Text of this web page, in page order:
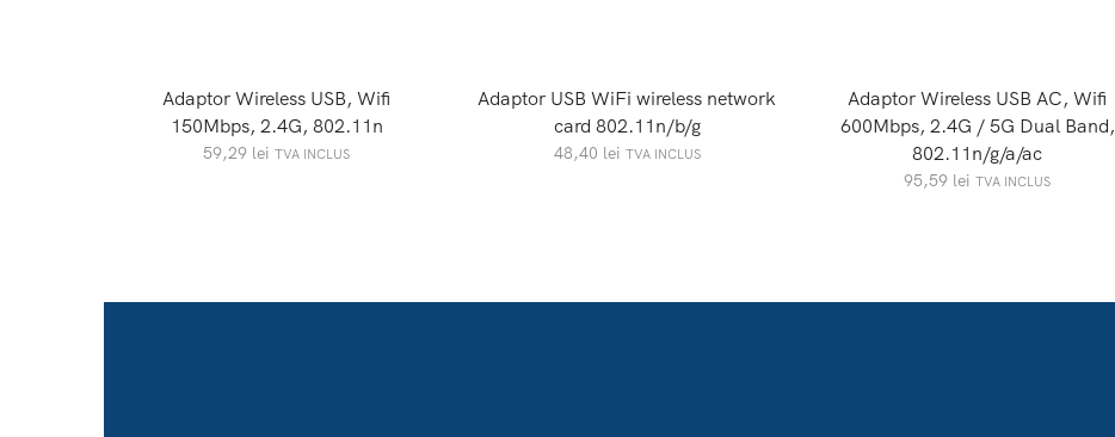
Adaptor Wireless USB, Wifi
150Mbps, 2.4G, 802.11n
59,29 lei TVA INCLUS
Adaptor USB WiFi wireless network
card 802.11n/b/g
48,40 lei TVA INCLUS
Adaptor Wireless USB AC, Wifi
600Mbps, 2.4G / 5G Dual Band,
802.11n/g/a/ac
95,59 lei TVA INCLUS